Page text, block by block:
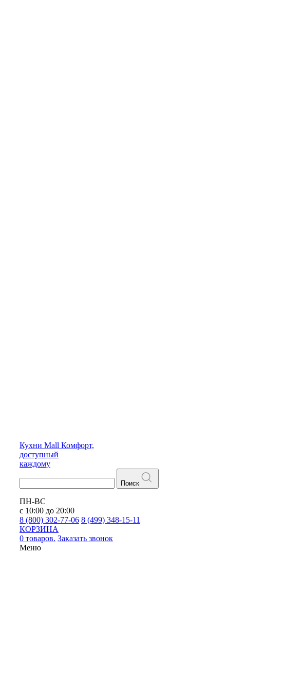
Кухни Mall Комфорт,
доступный
каждому
Поиск
ПН-ВС
с 10:00 до 20:00
8 (800) 302-77-06 8 (499) 348-15-11
КОРЗИНА
0 товаров. Заказать звонок
Меню